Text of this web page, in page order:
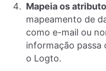
Mapeia os
mapeamento de
como e-mail ou
informação passa
o Logto.